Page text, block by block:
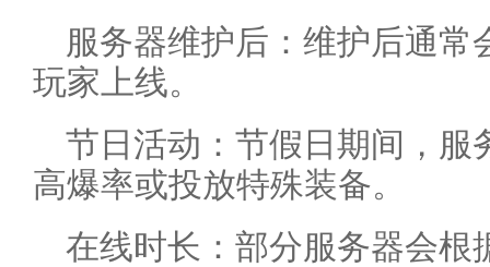
服务器维护后：维护后通常
玩家上线。
节日活动：节假日期间，服
高爆率或投放特殊装备。
在线时长：部分服务器会根